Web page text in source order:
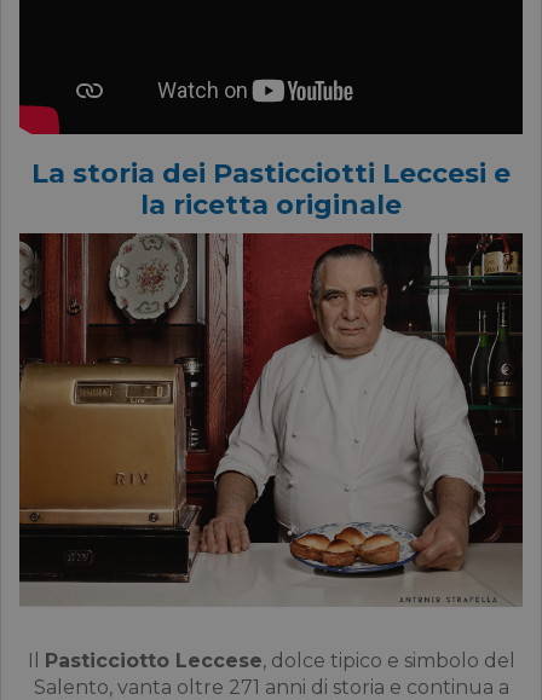
La storia dei Pasticciotti Leccesi e
la ricetta originale
Il Pasticciotto Leccese, dolce tipico e simbolo del
Salento, vanta oltre 271 anni di storia e continua a